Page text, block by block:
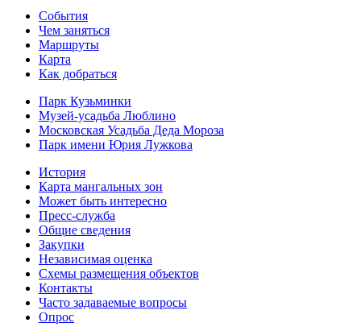
Cобытия
Чем заняться
Маршруты
Карта
Как добраться
Парк Кузьминки
Музей-усадьба Люблино
Московская Усадьба Деда Мороза
Парк имени Юрия Лужкова
История
Карта мангальных зон
Может быть интересно
Пресс-служба
Общие сведения
Закупки
Независимая оценка
Схемы размещения объектов
Контакты
Часто задаваемые вопросы
Опрос